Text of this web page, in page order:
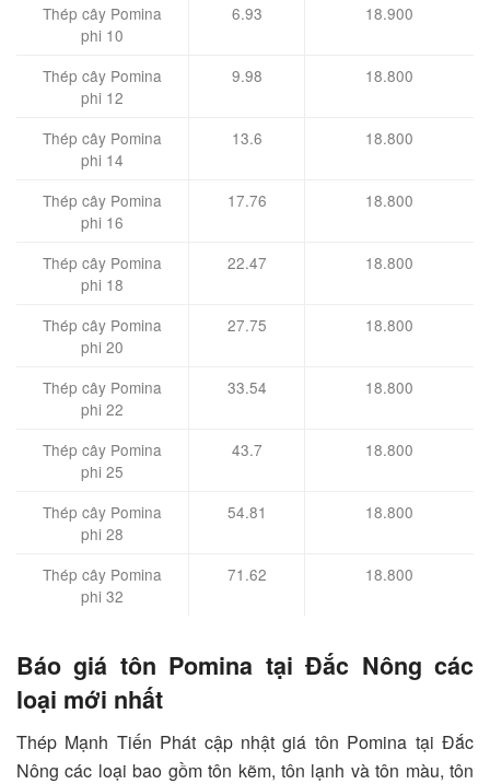
Thép cây Pomina
phi 10
6.93 18.900
Thép cây Pomina
phi 12
9.98 18.800
Thép cây Pomina
phi 14
13.6 18.800
Thép cây Pomina
phi 16
17.76 18.800
Thép cây Pomina
phi 18
22.47 18.800
Thép cây Pomina
phi 20
27.75 18.800
Thép cây Pomina
phi 22
33.54 18.800
Thép cây Pomina
phi 25
43.7 18.800
Thép cây Pomina
phi 28
54.81 18.800
Thép cây Pomina
phi 32
71.62 18.800
Báo giá tôn Pomina tại Đắc Nông các
loại mới nhất
Thép Mạnh Tiến Phát cập nhật giá tôn Pomina tại Đắc
Nông các loại bao gồm tôn kẽm, tôn lạnh và tôn màu, tôn